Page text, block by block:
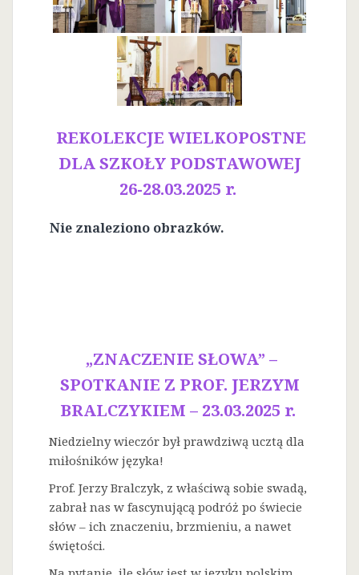
REKOLEKCJE WIELKOPOSTNE
DLA SZKOŁY PODSTAWOWEJ
26-28.03.2025 r.
Nie znaleziono obrazków.
„ZNACZENIE SŁOWA” –
SPOTKANIE Z PROF. JERZYM
BRALCZYKIEM – 23.03.2025 r.
Niedzielny wieczór był prawdziwą ucztą dla
miłośników języka!
Prof. Jerzy Bralczyk, z właściwą sobie swadą,
zabrał nas w fascynującą podróż po świecie
słów – ich znaczeniu, brzmieniu, a nawet
świętości.